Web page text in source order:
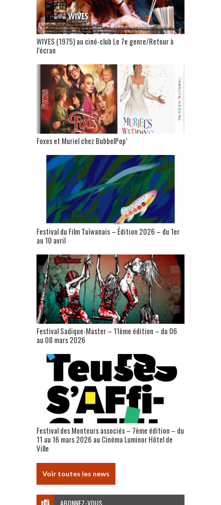
WIVES (1975) au ciné-club Le 7e genre/Retour à
l’écran
Foxes et Muriel chez BubbelPop’
Festival du Film Taïwanais – Édition 2026 – du 1er
au 10 avril
Festival Sadique-Master – 11ème édition – du 06
au 08 mars 2026
Festival des Monteurs associés – 7ème édition – du
11 au 16 mars 2026 au Cinéma Luminor Hôtel de
Ville
Voir toutes les news
ABONNEZ-VOUS